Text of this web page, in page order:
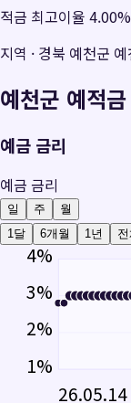
적금 최고이율 4.00%
지역 · 경북 예천군
예천군 예적
예금 금리
예금 금리
일 주
월
1달
6개월 1년 전
4%
3%
2%
1%
26.05.14